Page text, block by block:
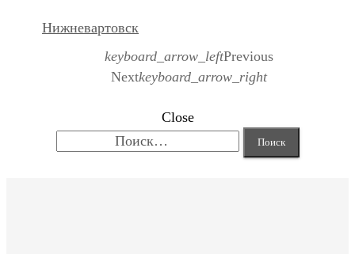
Нижневартовск
keyboard_arrow_leftPrevious
Nextkeyboard_arrow_right
Close